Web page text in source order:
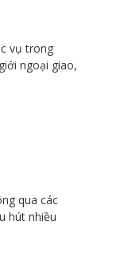
vụ trong
ngoại giao,
qua các
hút nhiều